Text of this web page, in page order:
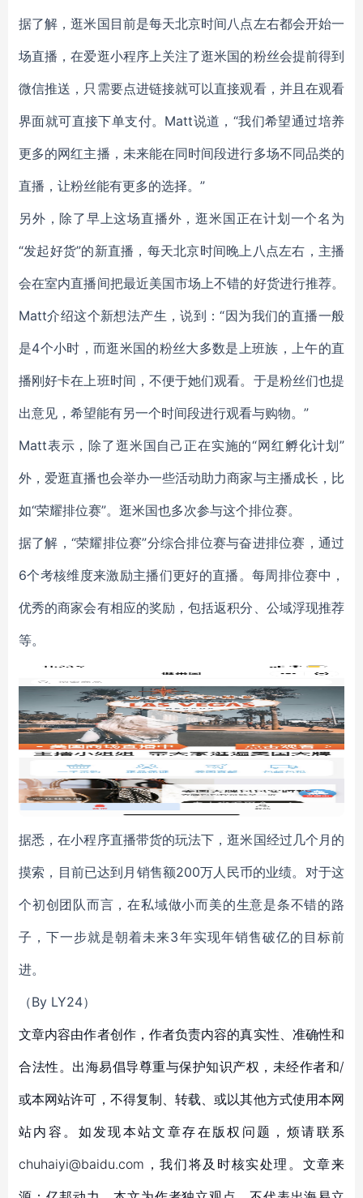
据了解，逛米国目前是每天北京时间八点左右都会开始一
场直播，在爱逛小程序上关注了逛米国的粉丝会提前得到
微信推送，只需要点进链接就可以直接观看，并且在观看
界面就可直接下单支付。Matt说道，“我们希望通过培养
更多的网红主播，未来能在同时间段进行多场不同品类的
直播，让粉丝能有更多的选择。”
另外，除了早上这场直播外，逛米国正在计划一个名为
“发起好货”的新直播，每天北京时间晚上八点左右，主播
会在室内直播间把最近美国市场上不错的好货进行推荐。
Matt介绍这个新想法产生，说到：“因为我们的直播一般
是4个小时，而逛米国的粉丝大多数是上班族，上午的直
播刚好卡在上班时间，不便于她们观看。于是粉丝们也提
出意见，希望能有另一个时间段进行观看与购物。”
Matt表示，除了逛米国自己正在实施的“网红孵化计划”
外，爱逛直播也会举办一些活动助力商家与主播成长，比
如“荣耀排位赛”。逛米国也多次参与这个排位赛。
据了解，“荣耀排位赛”分综合排位赛与奋进排位赛，通过
6个考核维度来激励主播们更好的直播。每周排位赛中，
优秀的商家会有相应的奖励，包括返积分、公域浮现推荐
等。
据悉，在小程序直播带货的玩法下，逛米国经过几个月的
摸索，目前已达到月销售额200万人民币的业绩。对于这
个初创团队而言，在私域做小而美的生意是条不错的路
子，下一步就是朝着未来3年实现年销售破亿的目标前
进。
（By LY24）
文章内容由作者创作，作者负责内容的真实性、准确性和
合法性。出海易倡导尊重与保护知识产权，未经作者和/
或本网站许可，不得复制、转载、或以其他方式使用本网
站内容。如发现本站文章存在版权问题，烦请联系
chuhaiyi@baidu.com，我们将及时核实处理。文章来